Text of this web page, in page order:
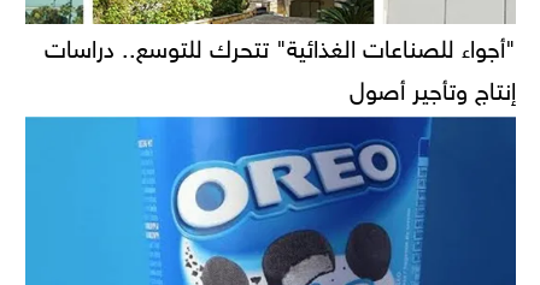
"أجواء للصناعات الغذائية" تتحرك للتوسع.. دراسات
إنتاج وتأجير أصول